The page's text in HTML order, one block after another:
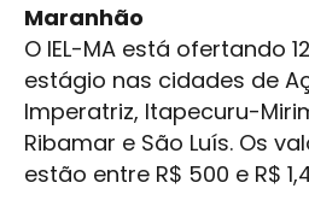
Maranhão
O IEL-MA está ofertando
estágio nas cidades de
Imperatriz, Itapecuru-
Ribamar e São Luís. Os
estão entre R$ 500 e R$